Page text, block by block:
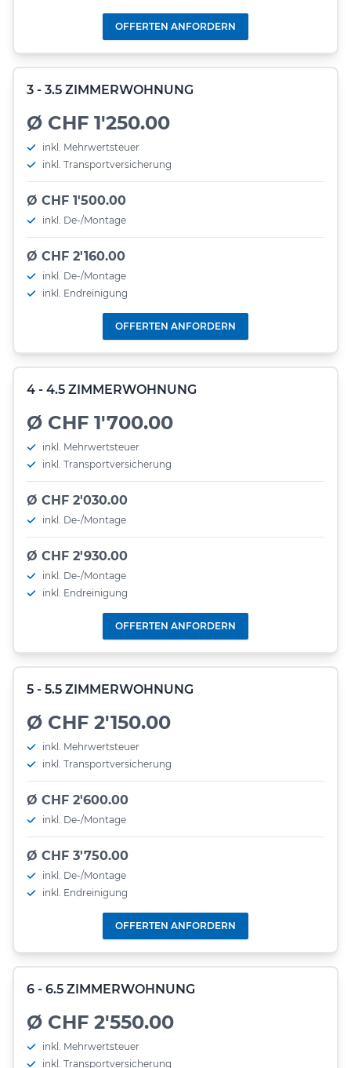
OFFERTEN ANFORDERN
3 - 3.5 ZIMMERWOHNUNG
Ø CHF 1'250.00
inkl. Mehrwertsteuer
inkl. Transportversicherung
Ø CHF 1'500.00
inkl. De-/Montage
Ø CHF 2'160.00
inkl. De-/Montage
inkl. Endreinigung
OFFERTEN ANFORDERN
4 - 4.5 ZIMMERWOHNUNG
Ø CHF 1'700.00
inkl. Mehrwertsteuer
inkl. Transportversicherung
Ø CHF 2'030.00
inkl. De-/Montage
Ø CHF 2'930.00
inkl. De-/Montage
inkl. Endreinigung
OFFERTEN ANFORDERN
5 - 5.5 ZIMMERWOHNUNG
Ø CHF 2'150.00
inkl. Mehrwertsteuer
inkl. Transportversicherung
Ø CHF 2'600.00
inkl. De-/Montage
Ø CHF 3'750.00
inkl. De-/Montage
inkl. Endreinigung
OFFERTEN ANFORDERN
6 - 6.5 ZIMMERWOHNUNG
Ø CHF 2'550.00
inkl. Mehrwertsteuer
inkl. Transportversicherung